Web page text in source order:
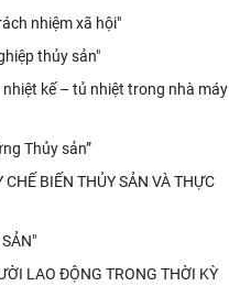
thủy sản
nhiệm xã hội"
thủy sản"
kế – tủ nhiệt trong nhà máy
Thủy sản”
BIẾN THỦY SẢN VÀ THỰC
LAO ĐỘNG TRONG THỜI KỲ